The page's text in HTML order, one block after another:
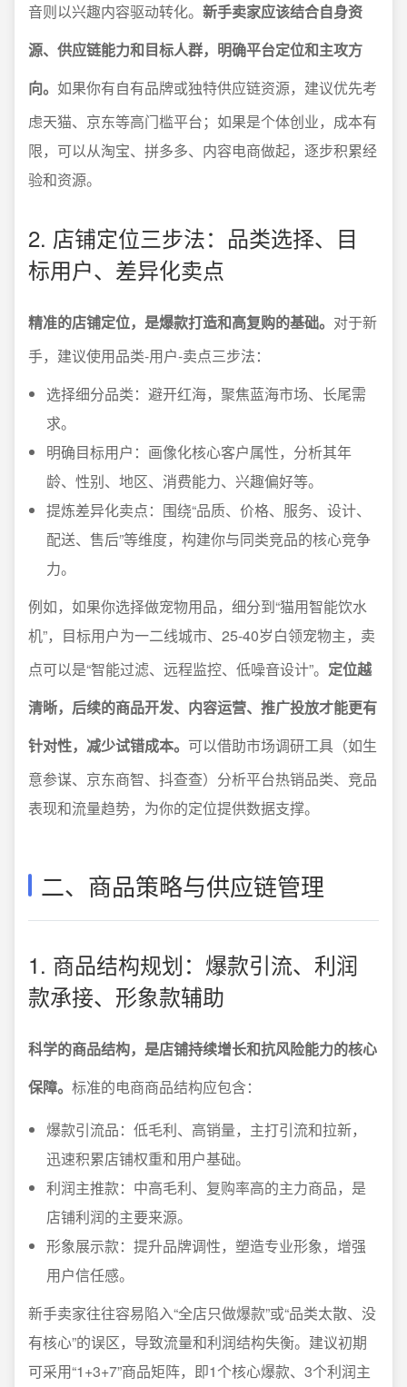
音则以兴趣内容驱动转化。 新手卖家应该结合自身资
源、供应链能力和目标人群，明确平台定位和主攻方
向。 如果你有自有品牌或独特供应链资源，建议优先考
虑天猫、京东等高门槛平台；如果是个体创业，成本有
限，可以从淘宝、拼多多、内容电商做起，逐步积累经
验和资源。
2. 店铺定位三步法：品类选择、目
标用户、差异化卖点
精准的店铺定位，是爆款打造和高复购的基础。 对于新
手，建议使用品类-用户-卖点三步法：
选择细分品类：避开红海，聚焦蓝海市场、长尾需
求。
明确目标用户：画像化核心客户属性，分析其年
龄、性别、地区、消费能力、兴趣偏好等。
提炼差异化卖点：围绕“品质、价格、服务、设计、
配送、售后”等维度，构建你与同类竞品的核心竞争
力。
例如，如果你选择做宠物用品，细分到“猫用智能饮水
机”，目标用户为一二线城市、25-40岁白领宠物主，卖
点可以是“智能过滤、远程监控、低噪音设计”。 定位越
清晰，后续的商品开发、内容运营、推广投放才能更有
针对性，减少试错成本。 可以借助市场调研工具（如生
意参谋、京东商智、抖查查）分析平台热销品类、竞品
表现和流量趋势，为你的定位提供数据支撑。
二、商品策略与供应链管理
1. 商品结构规划：爆款引流、利润
款承接、形象款辅助
科学的商品结构，是店铺持续增长和抗风险能力的核心
保障。 标准的电商商品结构应包含：
爆款引流品：低毛利、高销量，主打引流和拉新，
迅速积累店铺权重和用户基础。
利润主推款：中高毛利、复购率高的主力商品，是
店铺利润的主要来源。
形象展示款：提升品牌调性，塑造专业形象，增强
用户信任感。
新手卖家往往容易陷入“全店只做爆款”或“品类太散、没
有核心”的误区，导致流量和利润结构失衡。建议初期
可采用“1+3+7”商品矩阵，即1个核心爆款、3个利润主